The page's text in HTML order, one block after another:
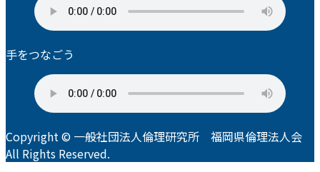
手をつなごう
Copyright © 一般社団法人倫理研究所 福岡県倫理法人会
All Rights Reserved.